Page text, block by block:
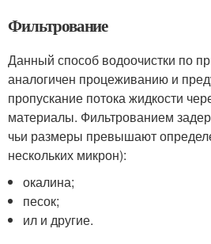
Фильтрование
Данный способ водоочистки по
аналогичен процеживанию и
пропускание потока жидкости
материалы. Фильтрованием
чьи размеры превышают
нескольких микрон):
окалина;
песок;
ил и другие.